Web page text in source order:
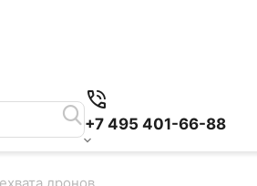
+7 495 401-66-88